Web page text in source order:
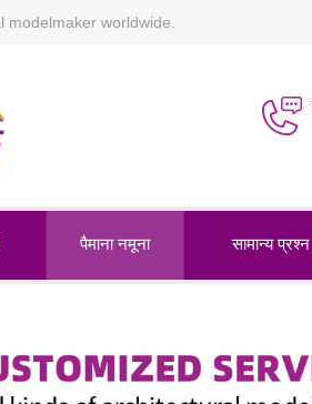
पैमाना नमूना सामान्य प्रश्न